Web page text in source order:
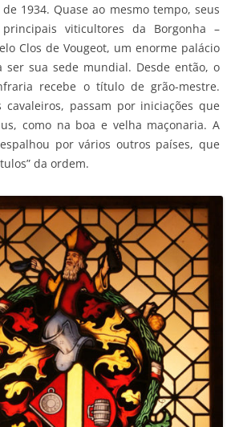
1934. Quase ao mesmo tempo, seus
viticultores da Borgonha –
Clos de Vougeot, um enorme palácio
ser sua sede mundial. Desde então, o
recebe o título de grão-mestre.
cavaleiros, passam por iniciações que
como na boa e velha maçonaria. A
por vários outros países, que
da ordem.